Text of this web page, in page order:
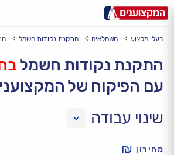
עירעיר: תל אביב, חיפה…
בעלי מקצוע חשמלאים התקנת נקודות חשמל
התקנת נקודות חשמל
עם הפיקוח של
שינוי עבודה
מחירון